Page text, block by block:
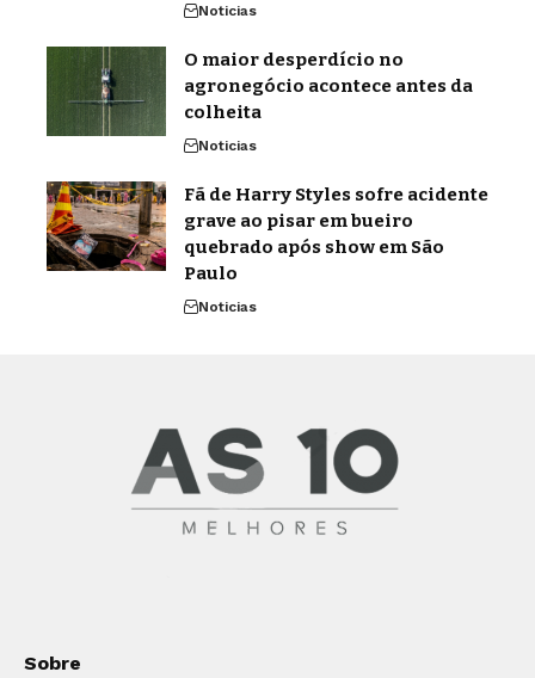
Noticias
O maior desperdício no
agronegócio acontece antes da
colheita
Noticias
Fã de Harry Styles sofre acidente
grave ao pisar em bueiro
quebrado após show em São
Paulo
Noticias
Sobre